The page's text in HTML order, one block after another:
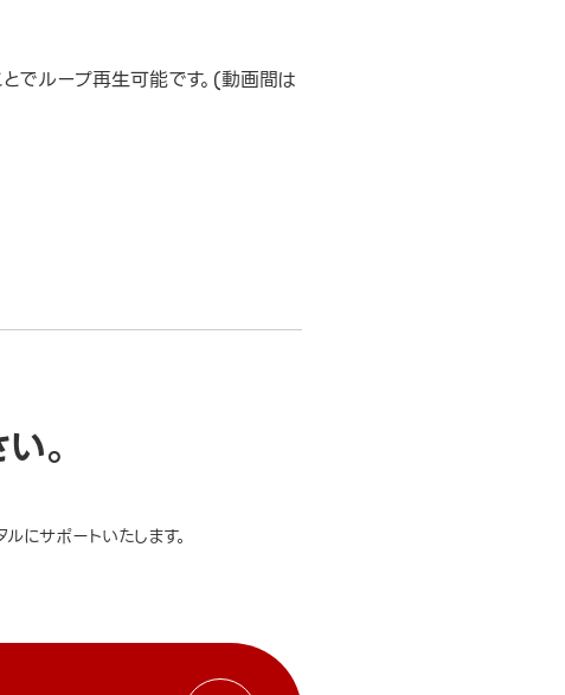
でループ再生可能です。(動画間は
。
にサポートいたします。